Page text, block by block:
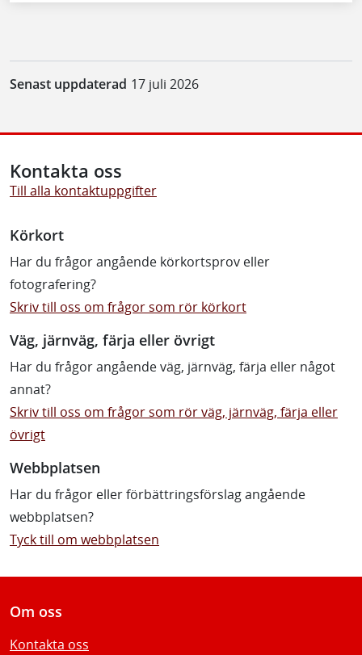
Senast uppdaterad 17 juli 2026
Kontakta oss
Till alla kontaktuppgifter
Körkort
Har du frågor angående körkortsprov eller
fotografering?
Skriv till oss om frågor som rör körkort
Väg, järnväg, färja eller övrigt
Har du frågor angående väg, järnväg, färja eller något
annat?
Skriv till oss om frågor som rör väg, järnväg, färja eller
övrigt
Webbplatsen
Har du frågor eller förbättringsförslag angående
webbplatsen?
Tyck till om webbplatsen
Om oss
Kontakta oss